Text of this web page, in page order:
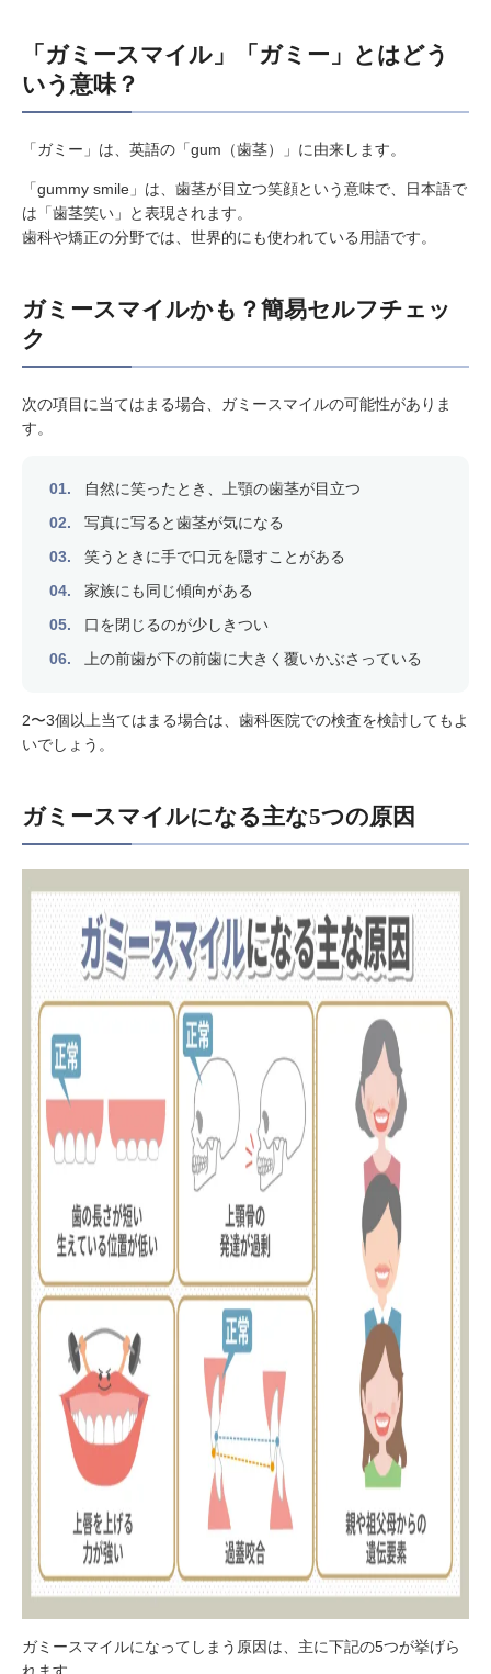
「ガミースマイル」「ガミー」とはどう
いう意味？
「ガミー」は、英語の「gum（歯茎）」に由来します。
「gummy smile」は、歯茎が目立つ笑顔という意味で、日本語で
は「歯茎笑い」と表現されます。
歯科や矯正の分野では、世界的にも使われている用語です。
ガミースマイルかも？簡易セルフチェッ
ク
次の項目に当てはまる場合、ガミースマイルの可能性がありま
す。
自然に笑ったとき、上顎の歯茎が目立つ
写真に写ると歯茎が気になる
笑うときに手で口元を隠すことがある
家族にも同じ傾向がある
口を閉じるのが少しきつい
上の前歯が下の前歯に大きく覆いかぶさっている
2〜3個以上当てはまる場合は、歯科医院での検査を検討してもよ
いでしょう。
ガミースマイルになる主な5つの原因
ガミースマイルになってしまう原因は、主に下記の5つが挙げら